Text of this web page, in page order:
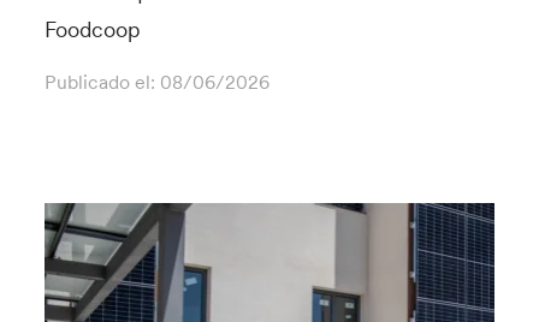
Foodcoop
Publicado el: 08/06/2026